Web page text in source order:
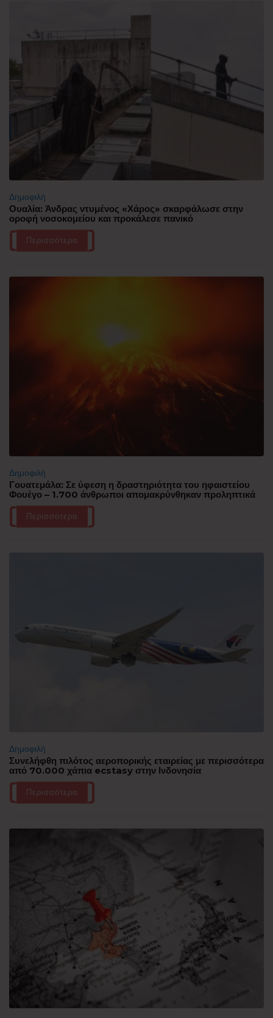
Δημοφιλή
Ουαλία: Άνδρας ντυμένος «Χάρος» σκαρφάλωσε στην
οροφή νοσοκομείου και προκάλεσε πανικό
Περισσότερα
Δημοφιλή
Γουατεμάλα: Σε ύφεση η δραστηριότητα του ηφαιστείου
Φουέγο – 1.700 άνθρωποι απομακρύνθηκαν προληπτικά
Περισσότερα
Δημοφιλή
Συνελήφθη πιλότος αεροπορικής εταιρείας με περισσότερα
από 70.000 χάπια ecstasy στην Ινδονησία
Περισσότερα